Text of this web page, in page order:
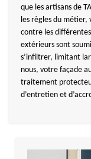
que les artisans de
les règles du
contre les
extérieurs sont
s’infiltrer, limitant
nous, votre façade
traitement
d’entretien et